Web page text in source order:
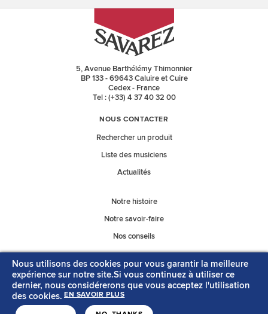
5, Avenue Barthélémy Thimonnier
BP 133 - 69643 Caluire et Cuire
Cedex - France
Tel : (+33) 4 37 40 32 00
NOUS CONTACTER
Rechercher un produit
Liste des musiciens
Actualités
Notre histoire
Notre savoir-faire
Nos conseils
Nos catalogues
MENTIONS LÉGALES
Nous utilisons des cookies pour vous garantir la meilleure
expérience sur notre site.Si vous continuez à utiliser ce
dernier, nous considérerons que vous acceptez l'utilisation
des cookies. EN SAVOIR PLUS